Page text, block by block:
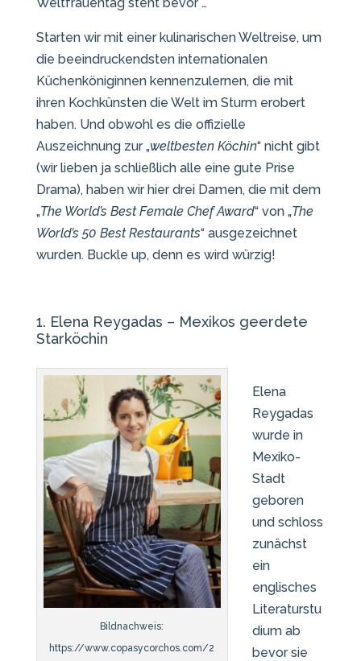
Starten wir mit einer kulinarischen Weltreise, um
die beeindruckendsten internationalen
Küchenköniginnen kennenzulernen, die mit
ihren Kochkünsten die Welt im Sturm erobert
haben. Und obwohl es die offizielle
Auszeichnung zur „weltbesten Köchin“ nicht gibt
(wir lieben ja schließlich alle eine gute Prise
Drama), haben wir hier drei Damen, die mit dem
„The World’s Best Female Chef Award“ von „The
World’s 50 Best Restaurants“ ausgezeichnet
wurden. Buckle up, denn es wird würzig!
1. Elena Reygadas – Mexikos geerdete
Starköchin
Bildnachweis:
https://www.copasycorchos.com/2
Elena
Reygadas
wurde in
Mexiko-
Stadt
geboren
und schloss
zunächst
ein
englisches
Literaturstu
dium ab
bevor sie